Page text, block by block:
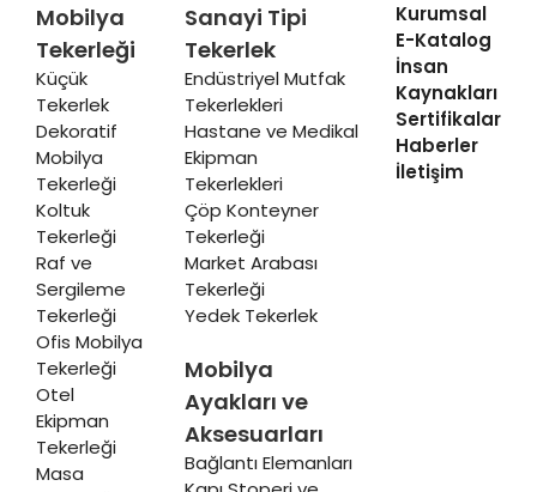
Mobilya
Tekerleği
Küçük
Tekerlek
Dekoratif
Mobilya
Tekerleği
Koltuk
Tekerleği
Raf ve
Sergileme
Tekerleği
Ofis Mobilya
Tekerleği
Otel
Ekipman
Tekerleği
Masa
Sanayi Tipi
Tekerlek
Endüstriyel Mutfak
Tekerlekleri
Hastane ve Medikal
Ekipman
Tekerlekleri
Çöp Konteyner
Tekerleği
Market Arabası
Tekerleği
Yedek Tekerlek
Mobilya
Ayakları ve
Aksesuarları
Bağlantı Elemanları
Kurumsal
E-Katalog
İnsan
Kaynakları
Sertifikalar
Haberler
İletişim